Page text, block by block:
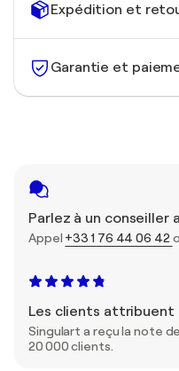
Expédition et
Garantie et
Parlez à un conseiller
Appel +33 1 76 44 06 42
Les clients attribuent
Singulart a reçu la note
20 000 clients.